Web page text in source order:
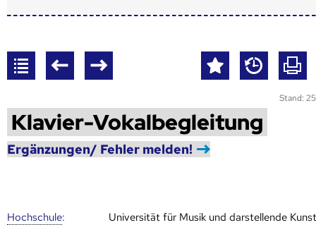
Stand:
Klavier-Vokalbegleitung
Ergänzungen/ Fehler melden!
Hoch­schule: Universität für Musik und darstellende